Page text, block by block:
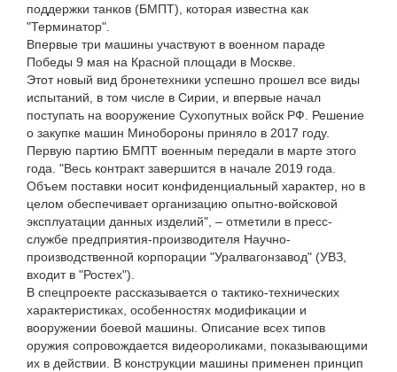
поддержки танков (БМПТ), которая известна как
"Терминатор".
Впервые три машины участвуют в военном параде
Победы 9 мая на Красной площади в Москве.
Этот новый вид бронетехники успешно прошел все виды
испытаний, в том числе в Сирии, и впервые начал
поступать на вооружение Сухопутных войск РФ. Решение
о закупке машин Минобороны приняло в 2017 году.
Первую партию БМПТ военным передали в марте этого
года. "Весь контракт завершится в начале 2019 года.
Объем поставки носит конфиденциальный характер, но в
целом обеспечивает организацию опытно-войсковой
эксплуатации данных изделий", – отметили в пресс-
службе предприятия-производителя Научно-
производственной корпорации "Уралвагонзавод" (УВЗ,
входит в "Ростех").
В спецпроекте рассказывается о тактико-технических
характеристиках, особенностях модификации и
вооружении боевой машины. Описание всех типов
оружия сопровождается видеороликами, показывающими
их в действии. В конструкции машины применен принцип